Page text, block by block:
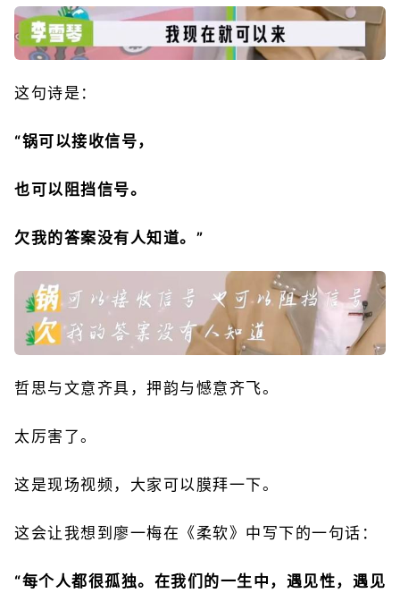
这句诗是：
“锅可以接收信号，
也可以阻挡信号。
欠我的答案没有人知道。”
哲思与文意齐具，押韵与憾意齐飞。
太厉害了。
这是现场视频，大家可以膜拜一下。
这会让我想到廖一梅在《柔软》中写下的一句话：
“每个人都很孤独。在我们的一生中，遇见性，遇见